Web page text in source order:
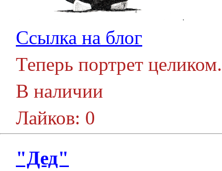
Ссылка на блог
Теперь портрет целиком.
В наличии
Лайков: 0
"Дед"